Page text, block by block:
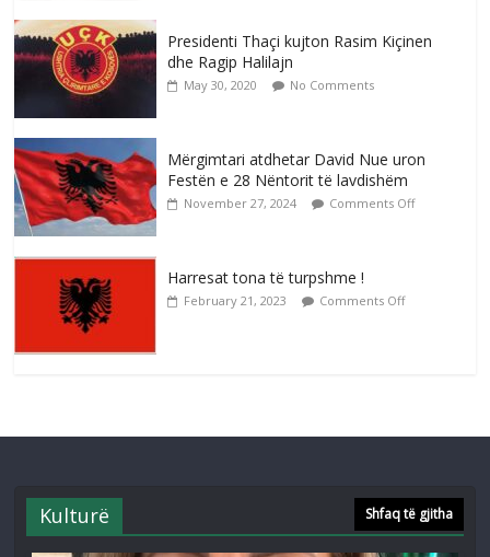
Presidenti Thaçi kujton Rasim Kiçinen
dhe Ragip Halilajn
May 30, 2020 No Comments
Mërgimtari atdhetar David Nue uron
Festën e 28 Nëntorit të lavdishëm
November 27, 2024 Comments Off
Harresat tona të turpshme !
February 21, 2023 Comments Off
Kulturë Shfaq të gjitha